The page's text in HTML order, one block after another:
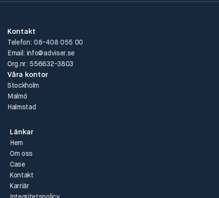
Kontakt
Telefon: 08-408 055 00
Email: info@adviser.se
Org.nr: 556632-3803
Våra kontor
Stockholm
Malmö
Halmstad
Länkar
Hem
Om oss
Case
Kontakt
Karriär